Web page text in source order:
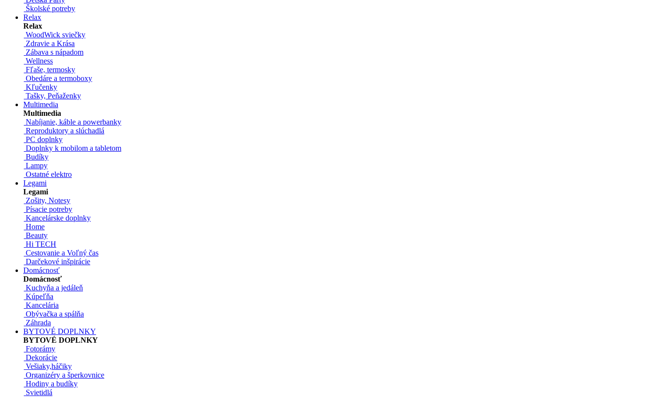
Školské potreby
Relax
Relax
WoodWick sviečky
Zdravie a Krása
Zábava s nápadom
Wellness
Fľaše, termosky
Obedáre a termoboxy
Kľučenky
Tašky, Peňaženky
Multimedia
Multimedia
Nabíjanie, káble a powerbanky
Reproduktory a slúchadlá
PC doplnky
Doplnky k mobilom a tabletom
Budíky
Lampy
Ostatné elektro
Legami
Legami
Zošity, Notesy
Písacie potreby
Kancelárske doplnky
Home
Beauty
Hi TECH
Cestovanie a Voľný čas
Darčekové inšpirácie
Domácnosť
Domácnosť
Kuchyňa a jedáleň
Kúpeľňa
Kancelária
Obývačka a spálňa
Záhrada
BYTOVÉ DOPLNKY
BYTOVÉ DOPLNKY
Fotorámy
Dekorácie
Vešiaky,háčiky
Organizéry a šperkovnice
Hodiny a budíky
Svietidlá